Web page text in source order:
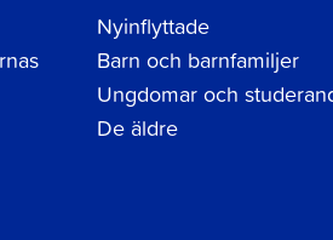
Nyinflyttade
Barn och barnfamiljer
Ungdomar och
De äldre